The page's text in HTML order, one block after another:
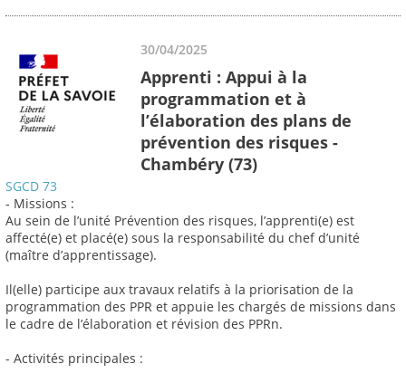
30/04/2025
Apprenti : Appui à la
programmation et à
l’élaboration des plans de
prévention des risques -
Chambéry (73)
SGCD 73
- Missions :
Au sein de l’unité Prévention des risques, l’apprenti(e) est
affecté(e) et placé(e) sous la responsabilité du chef d’unité
(maître d’apprentissage).
Il(elle) participe aux travaux relatifs à la priorisation de la
programmation des PPR et appuie les chargés de missions dans
le cadre de l’élaboration et révision des PPRn.
- Activités principales :